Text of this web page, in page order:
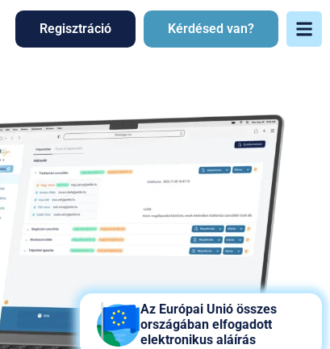
Regisztráció Kérdésed van?
Az Európai Unió összes
országában elfogadott
elektronikus aláírás